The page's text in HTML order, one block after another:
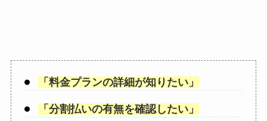
「 料金プランの詳細が知りたい」
「 分割払いの有無を確認したい」